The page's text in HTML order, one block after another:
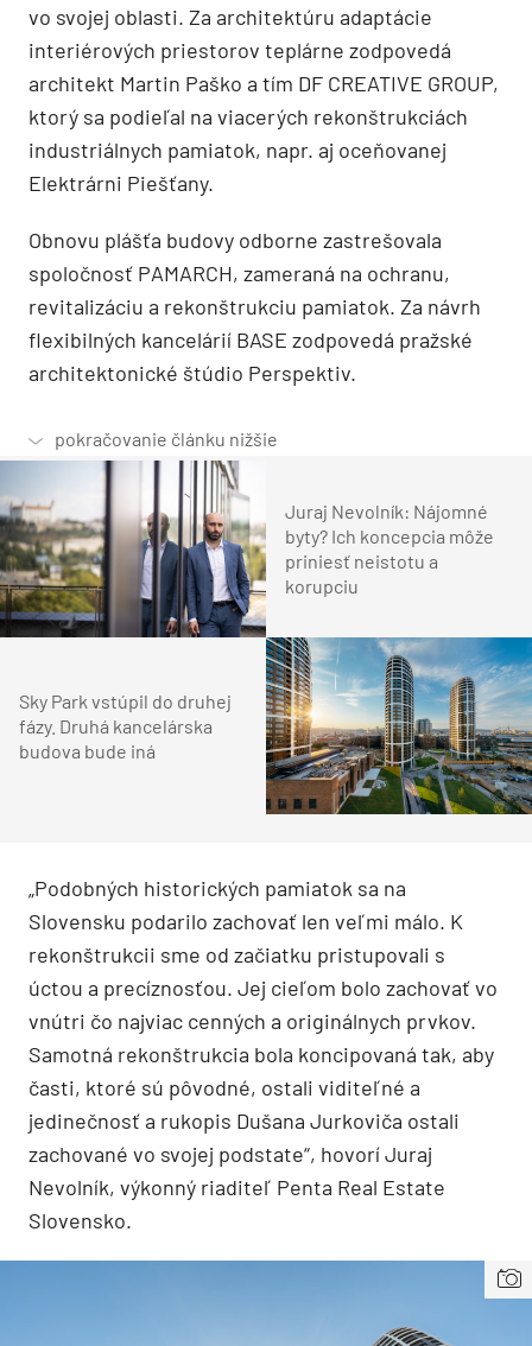
vo svojej oblasti. Za architektúru adaptácie
interiérových priestorov teplárne zodpovedá
architekt Martin Paško a tím DF CREATIVE GROUP,
ktorý sa podieľal na viacerých rekonštrukciách
industriálnych pamiatok, napr. aj oceňovanej
Elektrárni Piešťany.
Obnovu plášťa budovy odborne zastrešovala
spoločnosť PAMARCH, zameraná na ochranu,
revitalizáciu a rekonštrukciu pamiatok. Za návrh
flexibilných kancelárií BASE zodpovedá pražské
architektonické štúdio Perspektiv.
Juraj Nevolník: Nájomné
byty? Ich koncepcia môže
priniesť neistotu a
korupciu
Sky Park vstúpil do druhej
fázy. Druhá kancelárska
budova bude iná
„Podobných historických pamiatok sa na
Slovensku podarilo zachovať len veľmi málo. K
rekonštrukcii sme od začiatku pristupovali s
úctou a precíznosťou. Jej cieľom bolo zachovať vo
vnútri čo najviac cenných a originálnych prvkov.
Samotná rekonštrukcia bola koncipovaná tak, aby
časti, ktoré sú pôvodné, ostali viditeľné a
jedinečnosť a rukopis Dušana Jurkoviča ostali
zachované vo svojej podstate“, hovorí Juraj
Nevolník, výkonný riaditeľ Penta Real Estate
Slovensko.